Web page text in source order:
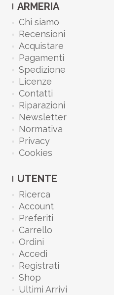
ARMERIA
Chi siamo
Recensioni
Acquistare
Pagamenti
Spedizione
Licenze
Contatti
Riparazioni
Newsletter
Normativa
Privacy
Cookies
UTENTE
Ricerca
Account
Preferiti
Carrello
Ordini
Accedi
Registrati
Shop
Ultimi Arrivi